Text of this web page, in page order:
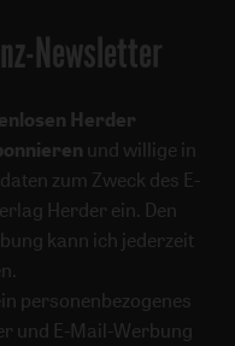
Newsletter
Herder
und willige in
zum Zweck des E-
Herder ein. Den
kann ich jederzeit
personenbezogenes
und E-Mail-Werbung